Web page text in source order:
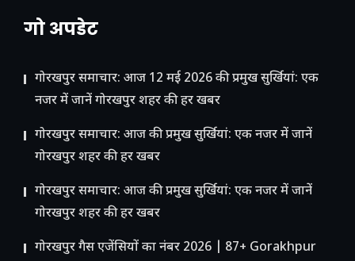
गो अपडेट
गोरखपुर समाचार: आज 12 मई 2026 की प्रमुख सुर्खियां: एक
नजर में जानें गोरखपुर शहर की हर खबर
गोरखपुर समाचार: आज की प्रमुख सुर्खियां: एक नजर में जानें
गोरखपुर शहर की हर खबर
गोरखपुर समाचार: आज की प्रमुख सुर्खियां: एक नजर में जानें
गोरखपुर शहर की हर खबर
गोरखपुर गैस एजेंसियों का नंबर 2026 | 87+ Gorakhpur